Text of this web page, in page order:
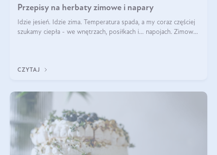
Przepisy na herbaty zimowe i napary
Idzie jesień. Idzie zima. Temperatura spada, a my coraz częściej
szukamy ciepła - we wnętrzach, posiłkach i… napojach. Zimowe
CZYTAJ